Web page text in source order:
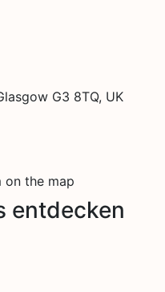
G3 8TQ, UK
on the map
entdecken